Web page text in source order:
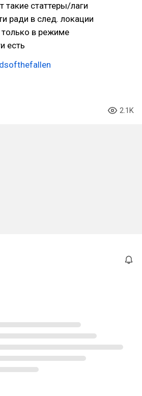
такие статтеры/лаги
ради в след. локации
только в режиме
есть
2.1K